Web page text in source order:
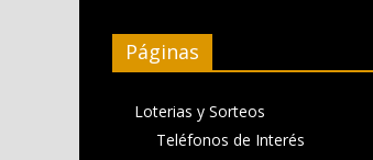
Páginas
Loterias y Sorteos
Teléfonos de Interés